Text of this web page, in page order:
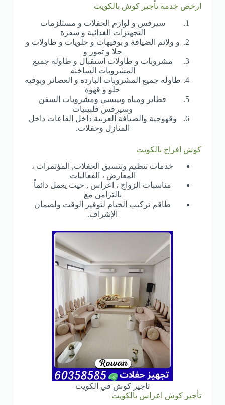
ارخص خدمة تأجير كوش بالكويت
سيرفس و لوازم الحفلات و مستلزمات
التجهيزات الغذائية و سفرة
و ولائم الضيافة و بوفيهات و حلويات و طاولات و
حلا و تمور و
مشروبات و طاولات استقبال و طاوله جميع
المشروبات الساخنه
طاوله جميع المشروبات البارده و العصائر وبوفيه
حلو و قهوة
فطاير ومياه وبيبسي ومشروبات السفن
وسيرفس فلبينيات
وقهوجية والضيافة العربية داخل القاعات داخل
المنازل وحفلات.
كوش افراح بالكويت
خدمات تنظيم وتنسيق الحفلات, المؤتمرات ،
المعارض ، الفعاليات
مناسبات الزواج ، اعراس , حيث يعمل دائماً
بالتزامن مع
طاقم تركيب الخيام لتوفير الوقت ولضمان
الإشراف.
تاجير كوش في الكويت
تأجير كوش اعراس بالكويت